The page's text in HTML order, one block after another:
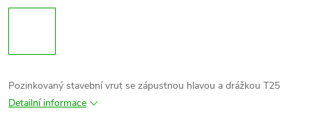
Pozinkovaný stavební vrut se zápustnou hlavou a drážkou T25
Detailní informace